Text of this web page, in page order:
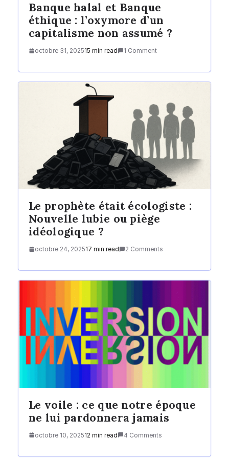
Banque halal et Banque
éthique : l’oxymore d’un
capitalisme non assumé ?
octobre 31, 202515 min read 1 Comment
Le prophète était écologiste :
Nouvelle lubie ou piège
idéologique ?
octobre 24, 202517 min read 2 Comments
Le voile : ce que notre époque
ne lui pardonnera jamais
octobre 10, 202512 min read 4 Comments